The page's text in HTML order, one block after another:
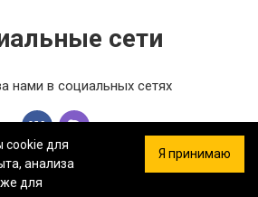
сети
нами в социальных сетях
cookie для
анализа
для
Я принимаю